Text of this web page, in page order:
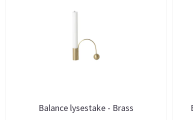
Balance lysestake - Brass